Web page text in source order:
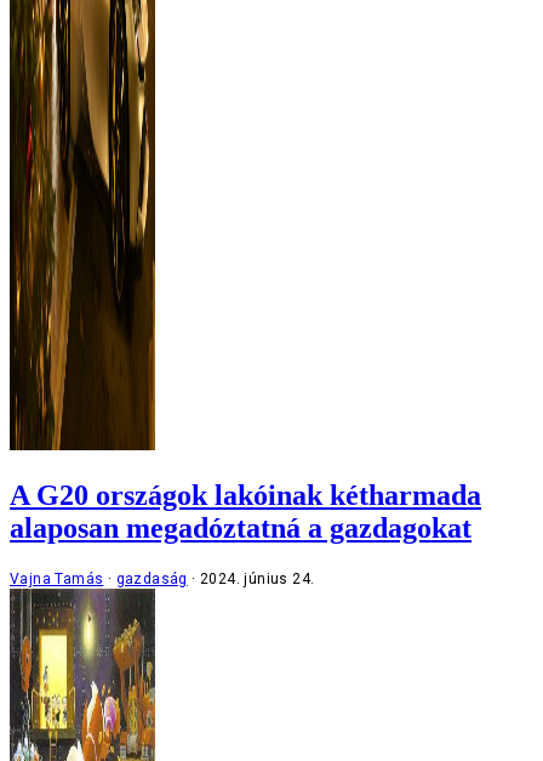
A G20 országok lakóinak kétharmada
alaposan megadóztatná a gazdagokat
Vajna Tamás gazdaság 2024. június 24.